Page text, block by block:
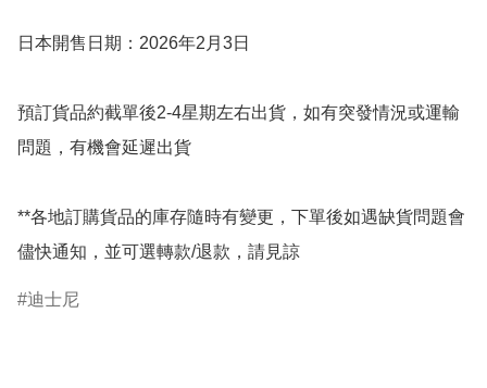
日本開售日期：2026年2月3日
預訂貨品約截單後2-4星期左右出貨，如有突發情況或運輸
問題，有機會延遲出貨
**各地訂購貨品的庫存隨時有變更，下單後如遇缺貨問題會
儘快通知，並可選轉款/退款，請見諒
迪士尼